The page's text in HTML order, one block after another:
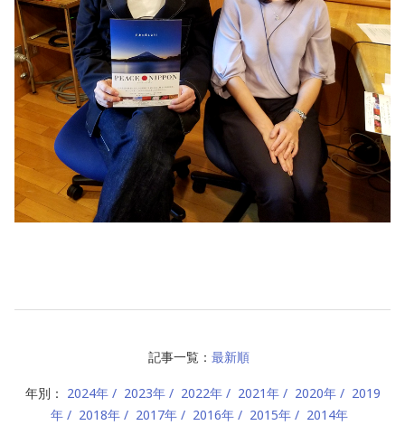
記事一覧： 最新順
年別： 2024年 2023年 2022年 2021年 2020年
2019
年
2018年 2017年 2016年 2015年 2014年